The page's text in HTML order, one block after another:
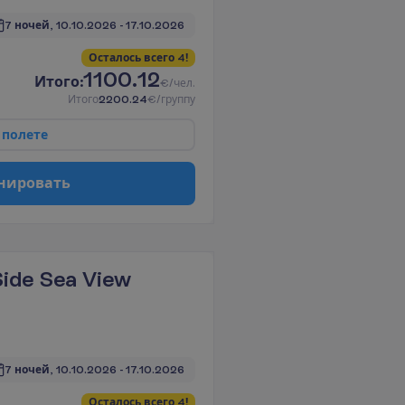
7 ночей, 10.10.2026 - 17.10.2026
Осталось всего 4!
Итого:1100.12€/чел.
Итого2200.24€/группу
полете
ировать
Sea View
7 ночей, 10.10.2026 - 17.10.2026
Осталось всего 4!